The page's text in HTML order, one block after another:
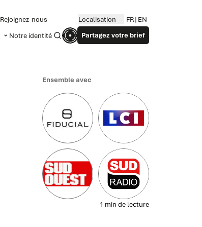
Notre identité RecherchePartagez votre brief
Rejoignez-nous Localisation FR EN
Ensemble avec
1 min de lecture